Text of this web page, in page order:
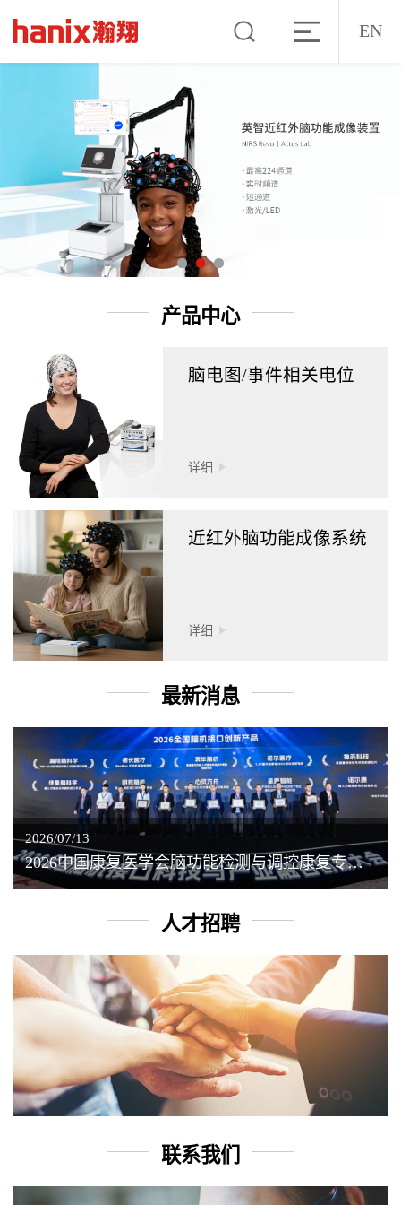
EN
产品中心
脑电图/事件相关电位
详细
近红外脑功能成像系统
详细
最新消息
2026/07/13
2026中国康复医学会脑功能检测与调控康复专业委员会学术年会丨脑客中国：脑机接口——EEG驱动TMS闭环调控工作坊
人才招聘
联系我们